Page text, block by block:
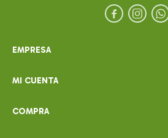
EMPRESA
MI CUENTA
COMPRA
  